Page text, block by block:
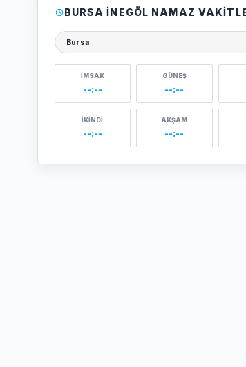
BURSA İNEGÖL NAMAZ
Şehir seçin
İMSAK
--:--
GÜNEŞ
--:--
İKINDI
--:--
AKŞAM
--:--